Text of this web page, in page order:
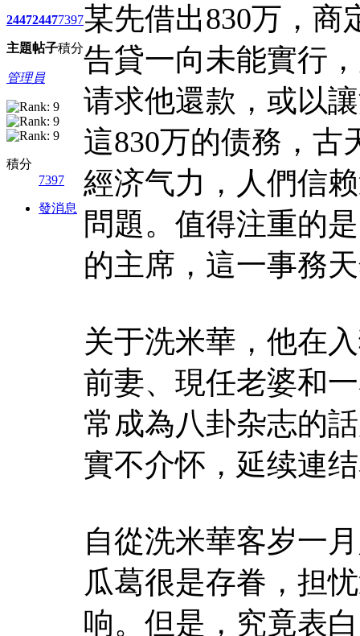
2447
主題
2447
帖子
7397
積分
管理員
積分
7397
發消息
某先借出830万，商
告貸一向未能實行
请求他還款，或以
這830万的债務，古
經济气力，人們信
問題。值得注重的
的主席，這一事務
关于洗米華，他在
前妻、現任老婆和
常成為八卦杂志的
實不介怀，延续連
自從洗米華客岁一
瓜葛很是存眷，担
响。但是，究竟表